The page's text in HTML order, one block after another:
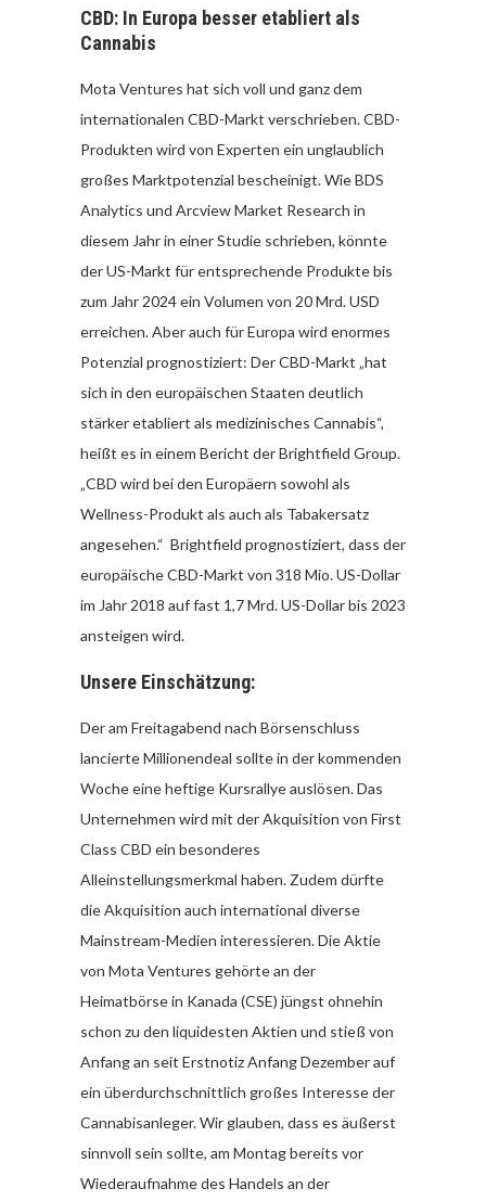
CBD: In Europa besser etabliert als
Cannabis
Mota Ventures hat sich voll und ganz dem
internationalen CBD-Markt verschrieben. CBD-
Produkten wird von Experten ein unglaublich
großes Marktpotenzial bescheinigt. Wie BDS
Analytics und Arcview Market Research in
diesem Jahr in einer Studie schrieben, könnte
der US-Markt für entsprechende Produkte bis
zum Jahr 2024 ein Volumen von 20 Mrd. USD
erreichen. Aber auch für Europa wird enormes
Potenzial prognostiziert: Der CBD-Markt „hat
sich in den europäischen Staaten deutlich
stärker etabliert als medizinisches Cannabis“,
heißt es in einem Bericht der Brightfield Group.
„CBD wird bei den Europäern sowohl als
Wellness-Produkt als auch als Tabakersatz
angesehen.“ Brightfield prognostiziert, dass der
europäische CBD-Markt von 318 Mio. US-Dollar
im Jahr 2018 auf fast 1,7 Mrd. US-Dollar bis 2023
ansteigen wird.
Unsere Einschätzung:
Der am Freitagabend nach Börsenschluss
lancierte Millionendeal sollte in der kommenden
Woche eine heftige Kursrallye auslösen. Das
Unternehmen wird mit der Akquisition von First
Class CBD ein besonderes
Alleinstellungsmerkmal haben. Zudem dürfte
die Akquisition auch international diverse
Mainstream-Medien interessieren. Die Aktie
von Mota Ventures gehörte an der
Heimatbörse in Kanada (CSE) jüngst ohnehin
schon zu den liquidesten Aktien und stieß von
Anfang an seit Erstnotiz Anfang Dezember auf
ein überdurchschnittlich großes Interesse der
Cannabisanleger. Wir glauben, dass es äußerst
sinnvoll sein sollte, am Montag bereits vor
Wiederaufnahme des Handels an der